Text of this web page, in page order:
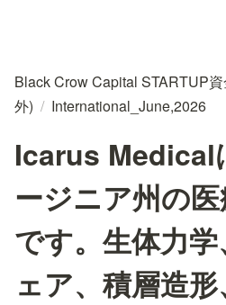
Black Crow Capital STARTUP
外) / International_June,2026
Icarus Medical
ージニア州の
です。生体力
ェア、積層造